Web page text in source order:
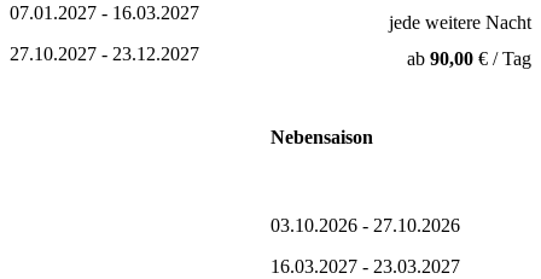
07.01.2027 - 16.03.2027
27.10.2027 - 23.12.2027
jede weitere Nacht
ab 90,00€ / Tag
Nebensaison
03.10.2026 - 27.10.2026
16.03.2027 - 23.03.2027